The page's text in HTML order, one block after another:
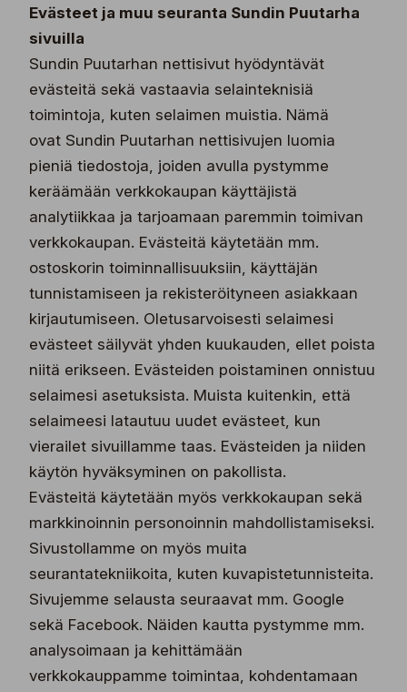
Evästeet ja muu seuranta Sundin Puutarha
sivuilla
Sundin Puutarhan nettisivut hyödyntävät
evästeitä sekä vastaavia selainteknisiä
toimintoja, kuten selaimen muistia. Nämä
ovat Sundin Puutarhan nettisivujen luomia
pieniä tiedostoja, joiden avulla pystymme
keräämään verkkokaupan käyttäjistä
analytiikkaa ja tarjoamaan paremmin toimivan
verkkokaupan. Evästeitä käytetään mm.
ostoskorin toiminnallisuuksiin, käyttäjän
tunnistamiseen ja rekisteröityneen asiakkaan
kirjautumiseen. Oletusarvoisesti selaimesi
evästeet säilyvät yhden kuukauden, ellet poista
niitä erikseen. Evästeiden poistaminen onnistuu
selaimesi asetuksista. Muista kuitenkin, että
selaimeesi latautuu uudet evästeet, kun
vierailet sivuillamme taas. Evästeiden ja niiden
käytön hyväksyminen on pakollista.
Evästeitä käytetään myös verkkokaupan sekä
markkinoinnin personoinnin mahdollistamiseksi.
Sivustollamme on myös muita
seurantatekniikoita, kuten kuvapistetunnisteita.
Sivujemme selausta seuraavat mm. Google
sekä Facebook. Näiden kautta pystymme mm.
analysoimaan ja kehittämään
verkkokauppamme toimintaa, kohdentamaan